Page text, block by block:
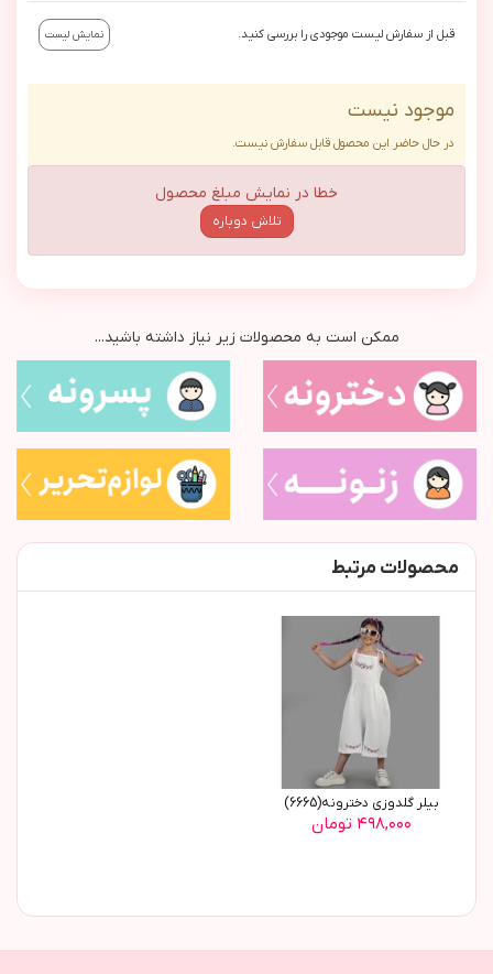
قبل از سفارش لیست موجودی را بررسی کنید. نمایش لیست
موجود نیست
در حال حاضر این محصول قابل سفارش نیست.
خطا در نمایش مبلغ محصول
تلاش دوباره
ممکن است به محصولات زیر نیاز داشته باشید...
محصولات مرتبط
بیلر گلدوزی دخترونه(6665)
۴۹۸,۰۰۰ تومان